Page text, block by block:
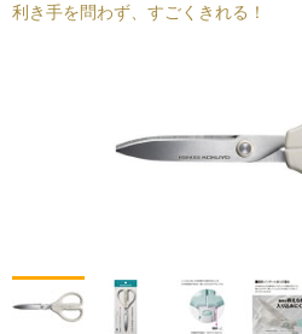
利き手を問わず、すごくきれる！